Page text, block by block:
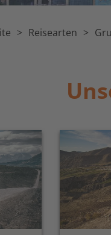
Reisearten